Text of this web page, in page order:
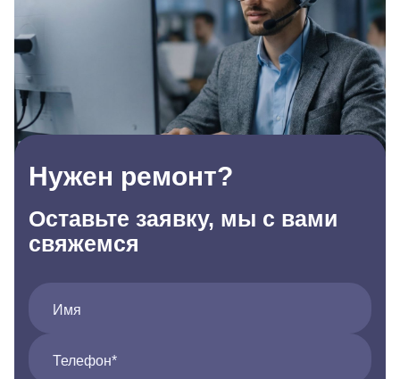
Нужен ремонт?
Оставьте заявку, мы с вами
свяжемся
Имя
Телефон*